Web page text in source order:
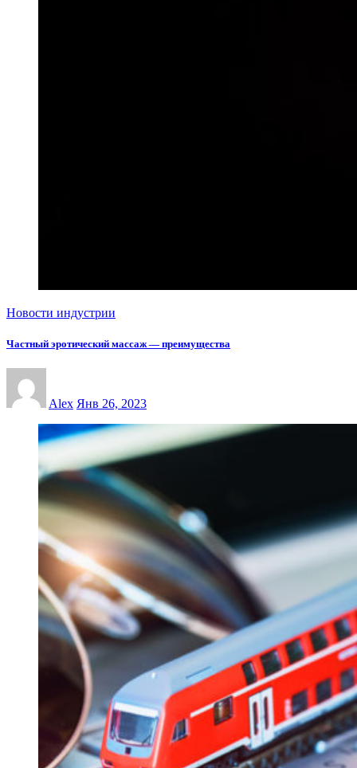
Новости индустрии
Частный эротический массаж — преимущества
Alex Янв 26, 2023